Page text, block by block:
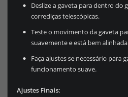
Deslize a gaveta para dentro do
corrediças telescópicas.
Teste o movimento da gaveta
suavemente e está bem
Faça ajustes se necessário para
funcionamento suave.
Ajustes Finais: